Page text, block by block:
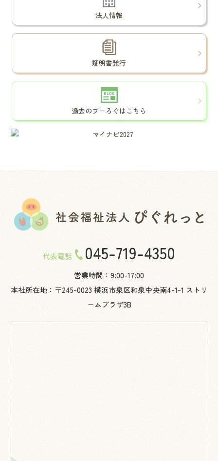
法人情報
証明書発行
過去のブーろぐはこちら
代表電話 045-719-4350
営業時間：9:00-17:00
本社所在地：〒245-0023 横浜市泉区和泉中央南4-1-1 ストリ
ームプラザ3B